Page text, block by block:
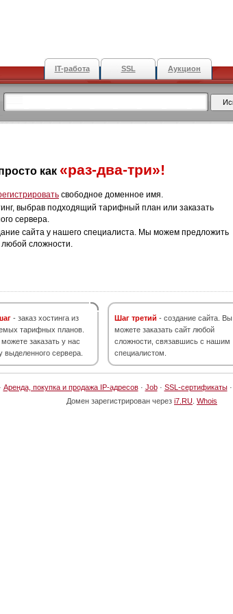
IT-работа SSL Аукцион
как «раз-два-три»!
свободное доменное имя.
выбрав подходящий тарифный план или заказать
сервера.
сайта у нашего специалиста. Мы можем предложить
сложности.
- заказ хостинга из
тарифных планов.
заказать у нас
выделенного сервера.
Шаг третий - создание сайта. Вы
можете заказать сайт любой
сложности, связавшись с нашим
специалистом.
Аренда, покупка и продажа IP-адресов· Job· SSL-сертификаты·
Домен зарегистрирован через i7.RU Whois